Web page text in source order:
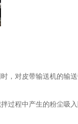
，对皮带输送机的输
过程中产生的粉尘吸入